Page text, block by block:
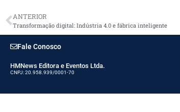
ANTERIOR
Transformação digital: Indústria 4.0 e fábrica inteligente
Fale Conosco
HMNews Editora e Eventos Ltda.
CNPJ: 20.958.939/0001-70